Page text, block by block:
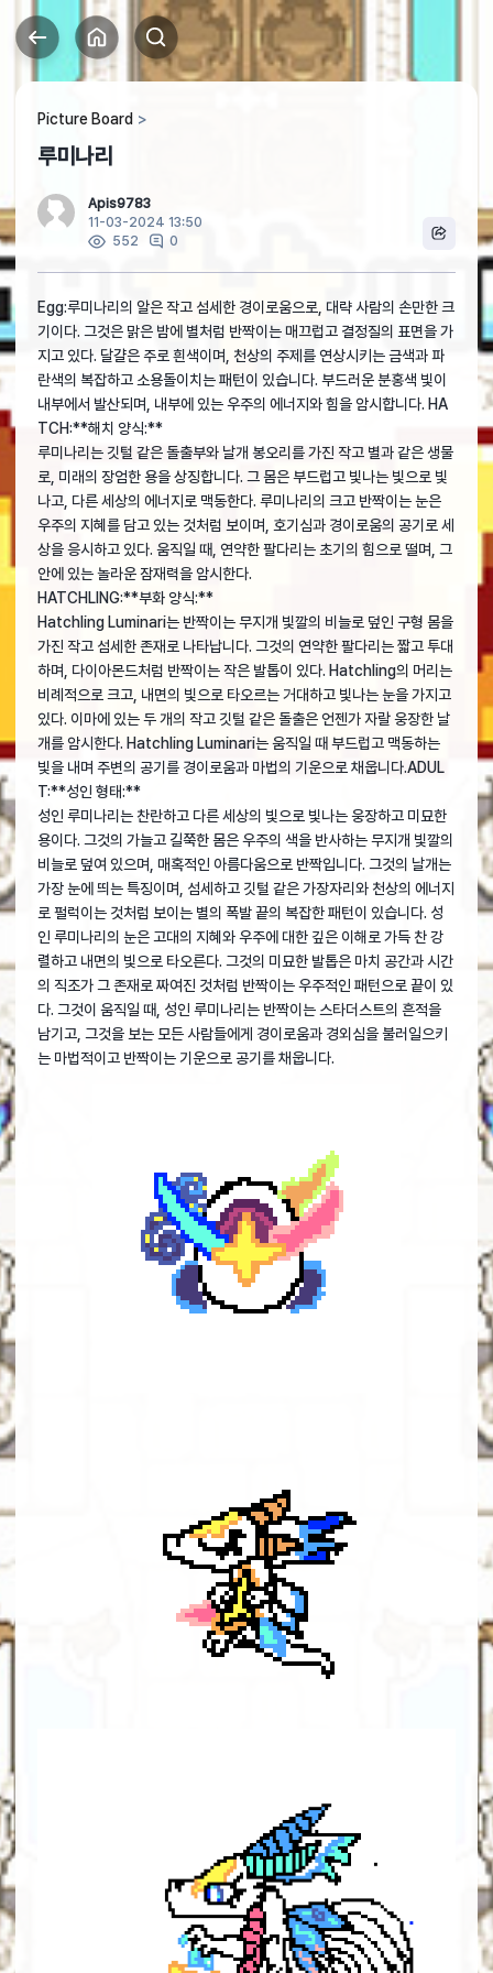
Picture Board
루미나리
Apis9783
11-03-2024 13:50
552
0
Egg:루미나리의 알은 작고 섬세한 경이로움으로, 대략 사람의 손만한 크
기이다. 그것은 맑은 밤에 별처럼 반짝이는 매끄럽고 결정질의 표면을 가
지고 있다. 달걀은 주로 흰색이며, 천상의 주제를 연상시키는 금색과 파
란색의 복잡하고 소용돌이치는 패턴이 있습니다. 부드러운 분홍색 빛이
내부에서 발산되며, 내부에 있는 우주의 에너지와 힘을 암시합니다. HA
TCH:**해치 양식:**
루미나리는 깃털 같은 돌출부와 날개 봉오리를 가진 작고 별과 같은 생물
로, 미래의 장엄한 용을 상징합니다. 그 몸은 부드럽고 빛나는 빛으로 빛
나고, 다른 세상의 에너지로 맥동한다. 루미나리의 크고 반짝이는 눈은
우주의 지혜를 담고 있는 것처럼 보이며, 호기심과 경이로움의 공기로 세
상을 응시하고 있다. 움직일 때, 연약한 팔다리는 초기의 힘으로 떨며, 그
안에 있는 놀라운 잠재력을 암시한다.
HATCHLING:**부화 양식:**
Hatchling Luminari는 반짝이는 무지개 빛깔의 비늘로 덮인 구형 몸을
가진 작고 섬세한 존재로 나타납니다. 그것의 연약한 팔다리는 짧고 투대
하며, 다이아몬드처럼 반짝이는 작은 발톱이 있다. Hatchling의 머리는
비례적으로 크고, 내면의 빛으로 타오르는 거대하고 빛나는 눈을 가지고
있다. 이마에 있는 두 개의 작고 깃털 같은 돌출은 언젠가 자랄 웅장한 날
개를 암시한다. Hatchling Luminari는 움직일 때 부드럽고 맥동하는
빛을 내며 주변의 공기를 경이로움과 마법의 기운으로 채웁니다.ADUL
T:**성인 형태:**
성인 루미나리는 찬란하고 다른 세상의 빛으로 빛나는 웅장하고 미묘한
용이다. 그것의 가늘고 길쭉한 몸은 우주의 색을 반사하는 무지개 빛깔의
비늘로 덮여 있으며, 매혹적인 아름다움으로 반짝입니다. 그것의 날개는
가장 눈에 띄는 특징이며, 섬세하고 깃털 같은 가장자리와 천상의 에너지
로 펄럭이는 것처럼 보이는 별의 폭발 끝의 복잡한 패턴이 있습니다. 성
인 루미나리의 눈은 고대의 지혜와 우주에 대한 깊은 이해로 가득 찬 강
렬하고 내면의 빛으로 타오른다. 그것의 미묘한 발톱은 마치 공간과 시간
의 직조가 그 존재로 짜여진 것처럼 반짝이는 우주적인 패턴으로 끝이 있
다. 그것이 움직일 때, 성인 루미나리는 반짝이는 스타더스트의 흔적을
남기고, 그것을 보는 모든 사람들에게 경이로움과 경외심을 불러일으키
는 마법적이고 반짝이는 기운으로 공기를 채웁니다.